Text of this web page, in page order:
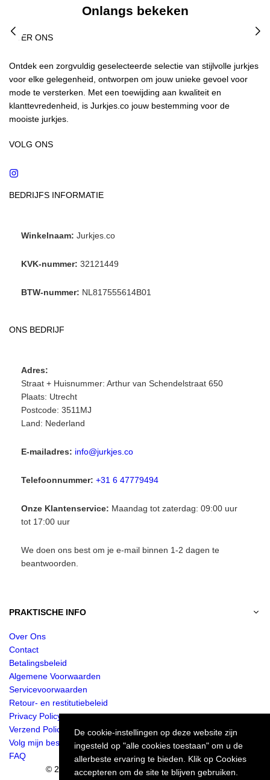
Onlangs bekeken
OVER ONS
Ontdek een zorgvuldig geselecteerde selectie van stijlvolle jurkjes
voor elke gelegenheid, ontworpen om jouw unieke gevoel voor
mode te versterken. Met een toewijding aan kwaliteit en
klanttevredenheid, is Jurkjes.co jouw bestemming voor de
mooiste jurkjes.
VOLG ONS
BEDRIJFS INFORMATIE
Winkelnaam: Jurkjes.co
KVK-nummer: 32121449
BTW-nummer: NL817555614B01
ONS BEDRIJF
Adres:
Straat + Huisnummer: Arthur van Schendelstraat 650
Plaats: Utrecht
Postcode: 3511MJ
Land: Nederland
E-mailadres: info@jurkjes.co
Telefoonnummer: +31 6 47779494
Onze Klantenservice: Maandag tot zaterdag: 09:00 uur
tot 17:00 uur
We doen ons best om je e-mail binnen 1-2 dagen te
beantwoorden.
PRAKTISCHE INFO
Over Ons
Contact
Betalingsbeleid
Algemene Voorwaarden
Servicevoorwaarden
Retour- en restitutiebeleid
Privacy Policy
Verzend Policy
Volg mijn bestelling
FAQ
© 2024 Jurkjes.co. Alle rechten voorbehouden.
De cookie-instellingen op deze website zijn
ingesteld op "alle cookies toestaan" om u de
allerbeste ervaring te bieden. Klik op Cookies
accepteren om de site te blijven gebruiken.